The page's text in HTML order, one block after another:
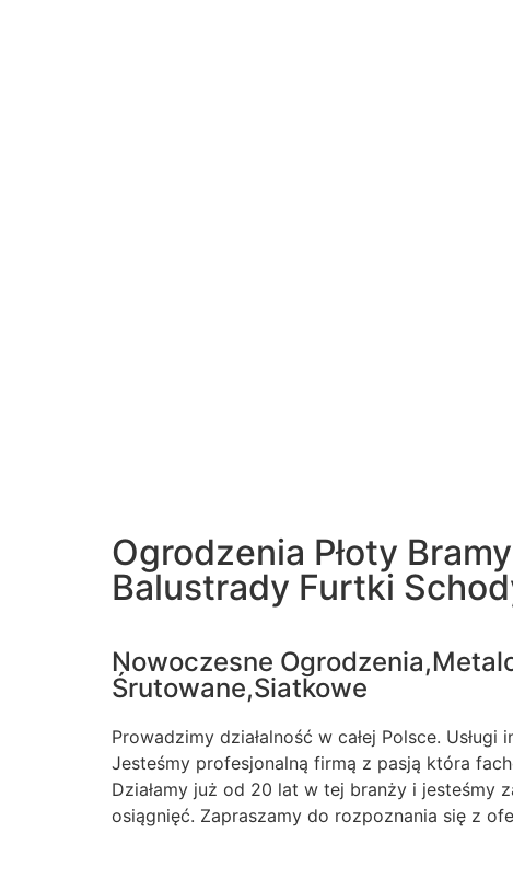
Ogrodzenia Płoty
Balustrady Furtki
Nowoczesne
Śrutowane,Siatkowe
Prowadzimy działalność w całej Polsce. Usługi
Jesteśmy profesjonalną firmą z pasją która
Działamy już od 20 lat w tej branży i jesteśmy
osiągnięć. Zapraszamy do rozpoznania się z